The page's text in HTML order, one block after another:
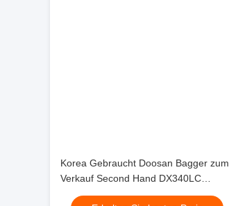
Korea Gebraucht Doosan Bagger zum
Verkauf Second Hand DX340LC
Jindongyu Maschinen